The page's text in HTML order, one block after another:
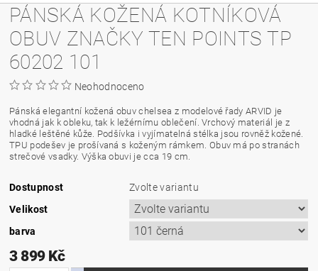
PÁNSKÁ KOŽENÁ KOTNÍKOVÁ
OBUV ZNAČKY TEN POINTS TP
60202 101
Neohodnoceno
Pánská elegantní kožená obuv chelsea z modelové řady ARVID je
vhodná jak k obleku, tak k ležérnímu oblečení. Vrchový materiál je z
hladké leštěné kůže. Podšívka i vyjímatelná stélka jsou rovněž kožené.
TPU podešev je prošívaná s koženým rámkem. Obuv má po stranách
strečové vsadky. Výška obuvi je cca 19 cm.
Dostupnost
Zvolte variantu
Velikost
barva
3 899 Kč